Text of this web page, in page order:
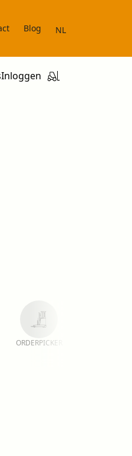
Blog NL
Inloggen
ORDERPICKER